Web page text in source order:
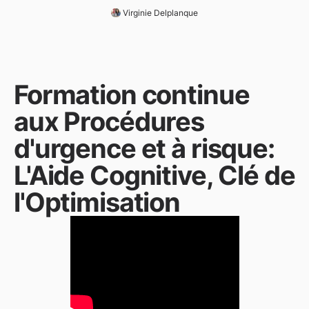
Virginie Delplanque
Formation continue
aux Procédures
d'urgence et à risque:
L'Aide Cognitive, Clé de
l'Optimisation